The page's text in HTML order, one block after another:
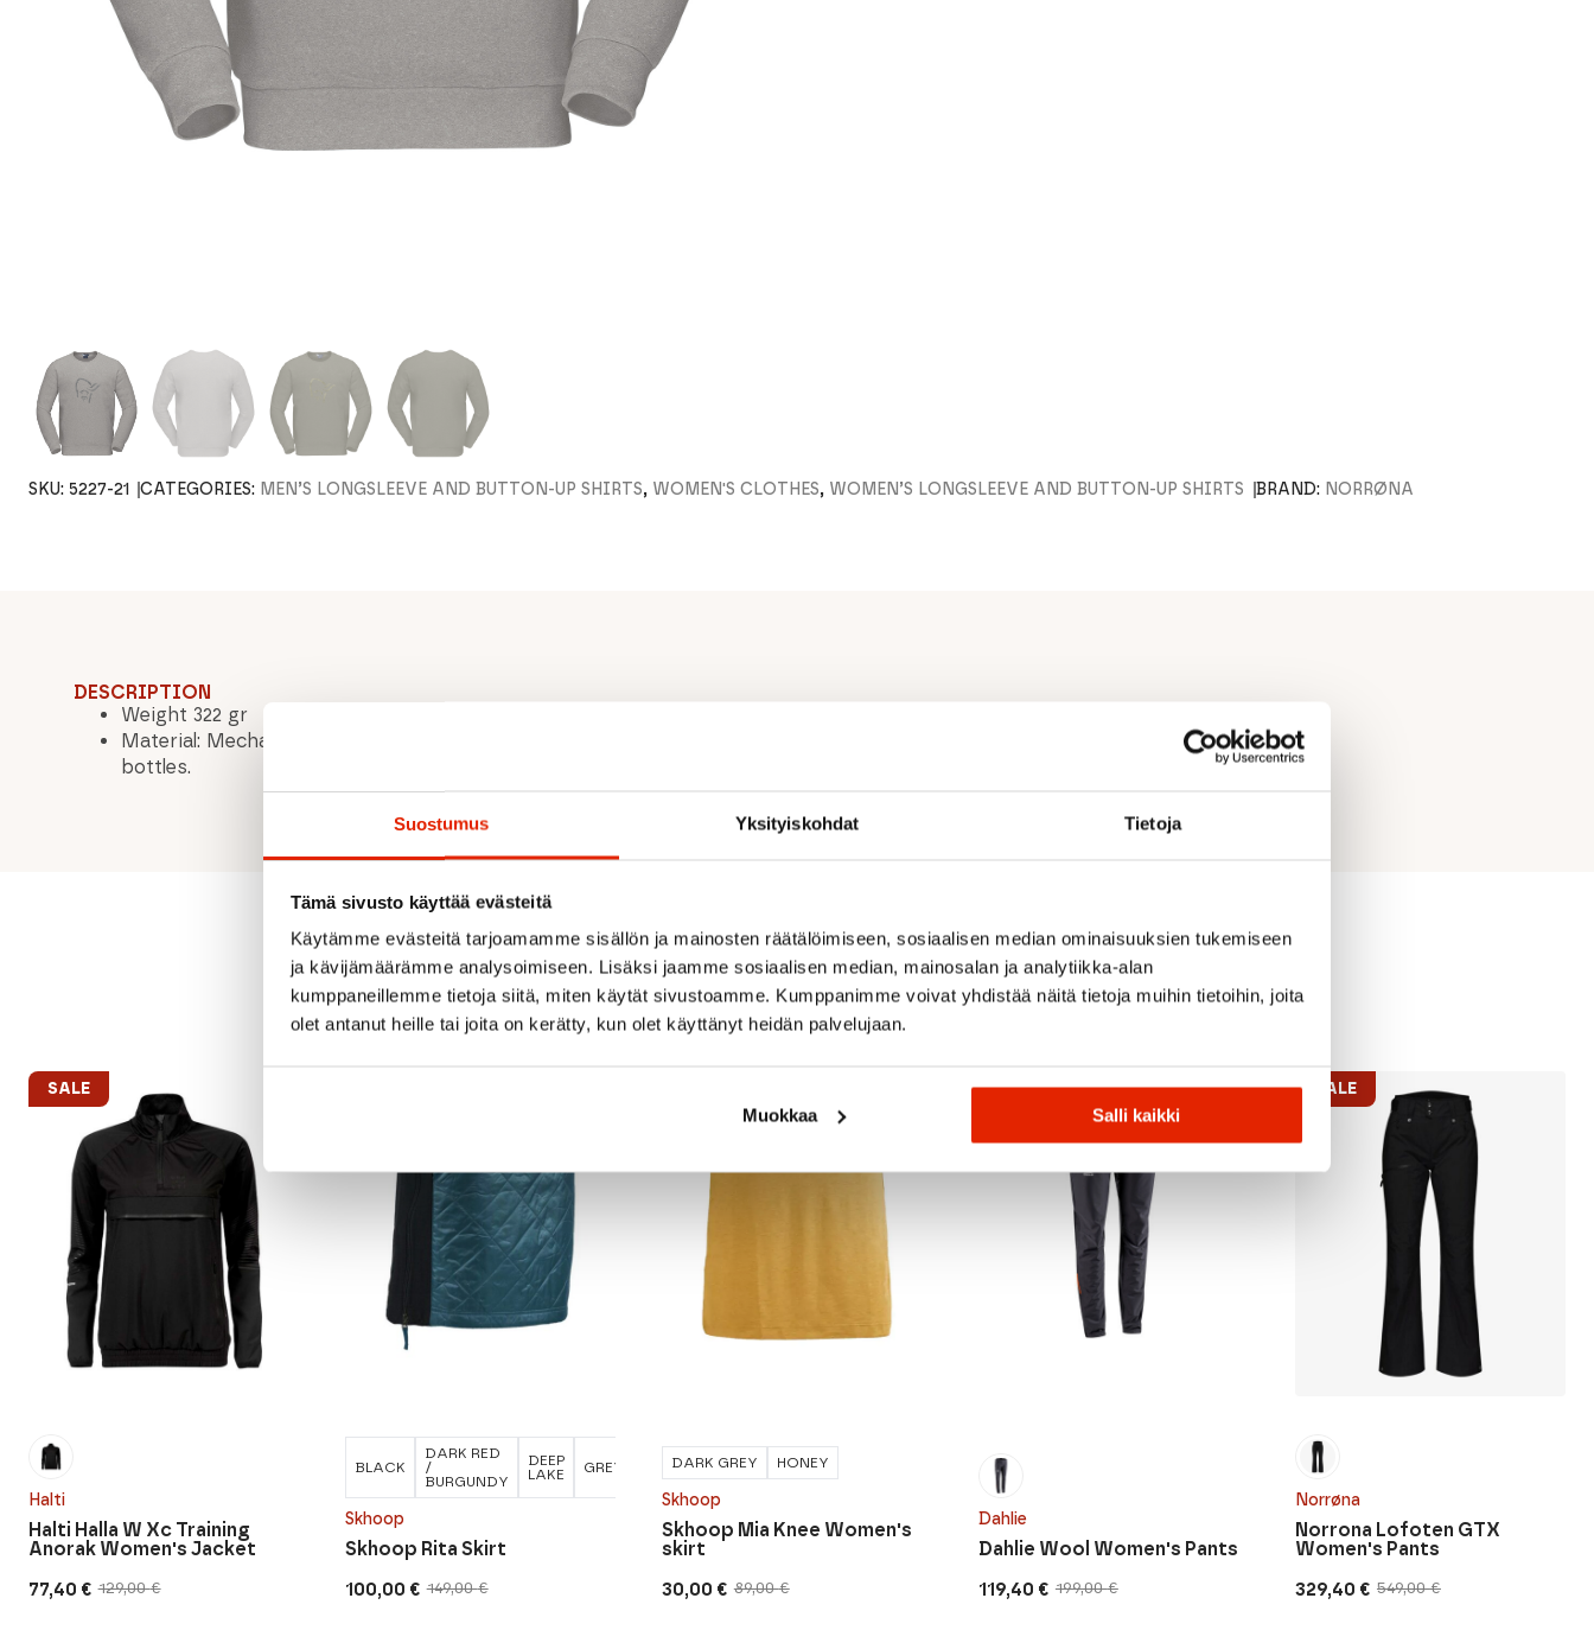
Suostumus Yksityiskohdat Tietoja
Tämä sivusto käyttää evästeitä
Käytämme evästeitä tarjoamamme sisällön ja mainosten räätälöimiseen, sosiaalisen median ominaisuuksien tukemiseen
ja kävijämäärämme analysoimiseen. Lisäksi jaamme sosiaalisen median, mainosalan ja analytiikka-alan
kumppaneillemme tietoja siitä, miten käytät sivustoamme. Kumppanimme voivat yhdistää näitä tietoja muihin tietoihin, joita
olet antanut heille tai joita on kerätty, kun olet käyttänyt heidän palvelujaan.
Muokkaa Salli kaikki
SKU: 5227-21 CATEGORIES: MEN’S LONGSLEEVE AND BUTTON-UP SHIRTS, WOMEN'S CLOTHES, WOMEN’S LONGSLEEVE AND BUTTON-UP SHIRTS BRAND: NORRØNA
DESCRIPTION
Weight 322 gr
Material: Mechanically recycled polyester made from recovered soda
bottles.
Recommended for you
Halti
SALE
129,00€
Original
77,40 €
Current
Halti Halla W Xc Training
Anorak Women's Jacket
Skhoop
149,00€
Original
100,00 €
Current
Skhoop Rita Skirt
BLACK
DARK RED
/
BURGUNDY
DEEP
LAKE
GREY
Skhoop
89,00€
Original
30,00 €
Current
Skhoop Mia Knee Women's
skirt
DARK GREY HONEY
Dahlie
SALE
199,00€
Original
119,40 €
Current
Dahlie Wool Women's Pants
Norrøna
SALE
549,00€
Original
329,40 €
Current
Norrona Lofoten GTX
Women's Pants